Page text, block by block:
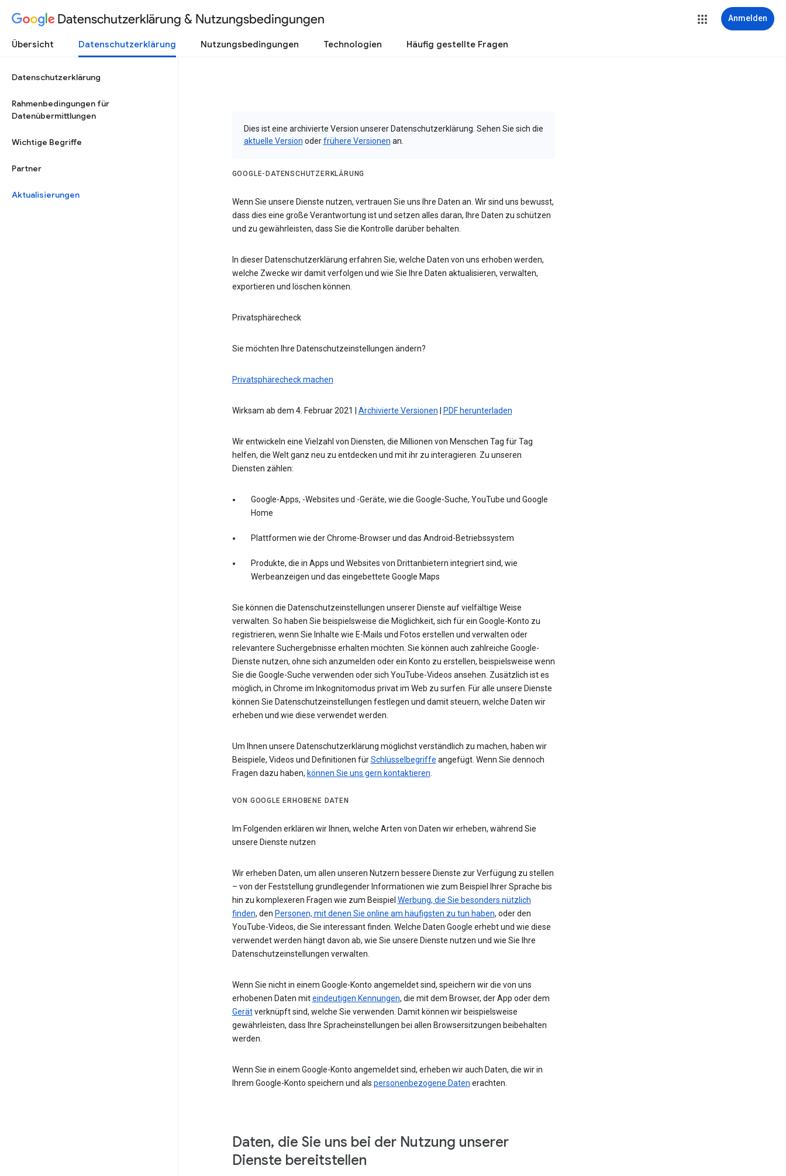
Datenschutzerklärung & Nutzungsbedingungen Anmelden
Übersicht Datenschutzerklärung Nutzungsbedingungen Technologien Häufig gestellte Fragen
Datenschutzerklärung
Rahmenbedingungen für
Datenübermittlungen
Wichtige Begriffe
Partner
Aktualisierungen
Dies ist eine archivierte Version unserer Datenschutzerklärung. Sehen Sie sich die
aktuelle Version oderfrühere Versionen an.
GOOGLE-DATENSCHUTZERKLÄRUNG
Wenn Sie unsere Dienste nutzen, vertrauen Sie uns Ihre Daten an. Wir sind uns bewusst,
dass dies eine große Verantwortung ist und setzen alles daran, Ihre Daten zu schützen
und zu gewährleisten, dass Sie die Kontrolle darüber behalten.
In dieser Datenschutzerklärung erfahren Sie, welche Daten von uns erhoben werden,
welche Zwecke wir damit verfolgen und wie Sie Ihre Daten aktualisieren, verwalten,
exportieren und löschen können.
Privatsphärecheck
Sie möchten Ihre Datenschutzeinstellungen ändern?
Privatsphärecheck machen
Wirksam ab dem 4. Februar 2021 | Archivierte Versionen PDF herunterladen
Wir entwickeln eine Vielzahl von Diensten, die Millionen von Menschen Tag für Tag
helfen, die Welt ganz neu zu entdecken und mit ihr zu interagieren. Zu unseren
Diensten zählen:
Google-Apps, -Websites und -Geräte, wie die Google-Suche, YouTube und Google
Home
Plattformen wie der Chrome-Browser und das Android-Betriebssystem
Produkte, die in Apps und Websites von Drittanbietern integriert sind, wie
Werbeanzeigen und das eingebettete Google Maps
Sie können die Datenschutzeinstellungen unserer Dienste auf vielfältige Weise
verwalten. So haben Sie beispielsweise die Möglichkeit, sich für ein Google-Konto zu
registrieren, wenn Sie Inhalte wie E-Mails und Fotos erstellen und verwalten oder
relevantere Suchergebnisse erhalten möchten. Sie können auch zahlreiche Google-
Dienste nutzen, ohne sich anzumelden oder ein Konto zu erstellen, beispielsweise wenn
Sie die Google-Suche verwenden oder sich YouTube-Videos ansehen. Zusätzlich ist es
möglich, in Chrome im Inkognitomodus privat im Web zu surfen. Für alle unsere Dienste
können Sie Datenschutzeinstellungen festlegen und damit steuern, welche Daten wir
erheben und wie diese verwendet werden.
Um Ihnen unsere Datenschutzerklärung möglichst verständlich zu machen, haben wir
Beispiele, Videos und Definitionen fürSchlüsselbegriffe angefügt. Wenn Sie dennoch
Fragen dazu haben, können Sie uns gern kontaktieren.
VON GOOGLE ERHOBENE DATEN
Im Folgenden erklären wir Ihnen, welche Arten von Daten wir erheben, während Sie
unsere Dienste nutzen
Wir erheben Daten, um allen unseren Nutzern bessere Dienste zur Verfügung zu stellen
– von der Feststellung grundlegender Informationen wie zum Beispiel Ihrer Sprache bis
hin zu komplexeren Fragen wie zum Beispiel Werbung, die Sie besonders nützlich
finden, den Personen, mit denen Sie online am häufigsten zu tun haben, oder den
YouTube-Videos, die Sie interessant finden. Welche Daten Google erhebt und wie diese
verwendet werden hängt davon ab, wie Sie unsere Dienste nutzen und wie Sie Ihre
Datenschutzeinstellungen verwalten.
Wenn Sie nicht in einem Google-Konto angemeldet sind, speichern wir die von uns
erhobenen Daten miteindeutigen Kennungen, die mit dem Browser, der App oder dem
Gerätverknüpft sind, welche Sie verwenden. Damit können wir beispielsweise
gewährleisten, dass Ihre Spracheinstellungen bei allen Browsersitzungen beibehalten
werden.
Wenn Sie in einem Google-Konto angemeldet sind, erheben wir auch Daten, die wir in
Ihrem Google-Konto speichern und als personenbezogene Daten erachten.
Daten, die Sie uns bei der Nutzung unserer
Dienste bereitstellen